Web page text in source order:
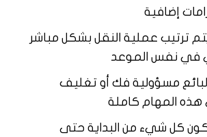
إضافية
ترتيب عملية النقل بشكل مباشر
في نفس الموعد
مسؤولية فك أو تغليف
هذه المهام كاملة
كل شيء من البداية حتى